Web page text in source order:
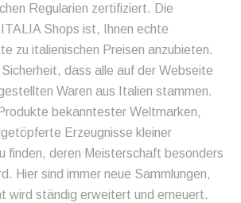
Regularien zertifiziert. Die
Shops ist, Ihnen echte
zu italienischen Preisen anzubieten.
dass alle auf der Webseite
Waren aus Italien stammen.
bekanntester Weltmarken,
Erzeugnisse kleiner
finden, deren Meisterschaft besonders
Hier sind immer neue Sammlungen,
wird ständig erweitert und erneuert.